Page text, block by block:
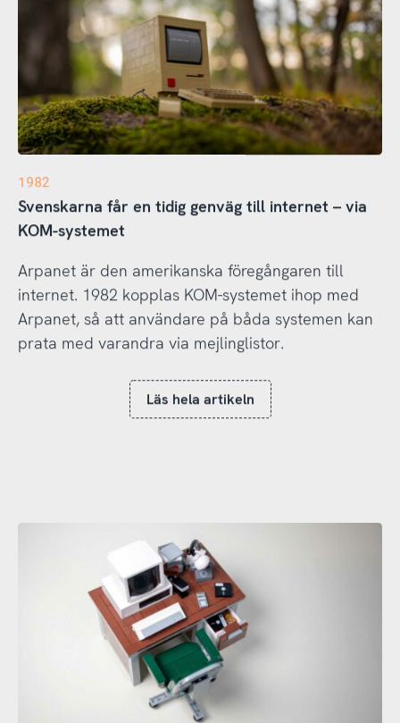
1982
Svenskarna får en tidig genväg till internet – via
KOM-systemet
Arpanet är den amerikanska föregångaren till
internet. 1982 kopplas KOM-systemet ihop med
Arpanet, så att användare på båda systemen kan
prata med varandra via mejlinglistor.
Läs hela artikeln